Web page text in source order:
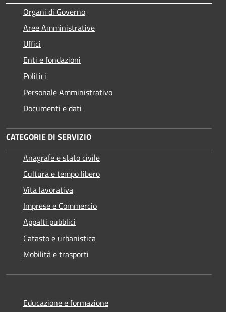
Organi di Governo
Aree Amministrative
Uffici
Enti e fondazioni
Politici
Personale Amministrativo
Documenti e dati
CATEGORIE DI SERVIZIO
Anagrafe e stato civile
Cultura e tempo libero
Vita lavorativa
Imprese e Commercio
Appalti pubblici
Catasto e urbanistica
Mobilità e trasporti
Educazione e formazione